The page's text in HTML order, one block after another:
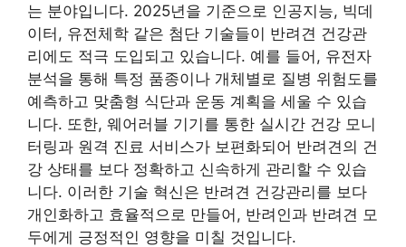
는 분야입니다. 2025년을 기준으로 인공지능, 빅데
이터, 유전체학 같은 첨단 기술들이 반려견 건강관
리에도 적극 도입되고 있습니다. 예를 들어, 유전자
분석을 통해 특정 품종이나 개체별로 질병 위험도를
예측하고 맞춤형 식단과 운동 계획을 세울 수 있습
니다. 또한, 웨어러블 기기를 통한 실시간 건강 모니
터링과 원격 진료 서비스가 보편화되어 반려견의 건
강 상태를 보다 정확하고 신속하게 관리할 수 있습
니다. 이러한 기술 혁신은 반려견 건강관리를 보다
개인화하고 효율적으로 만들어, 반려인과 반려견 모
두에게 긍정적인 영향을 미칠 것입니다.